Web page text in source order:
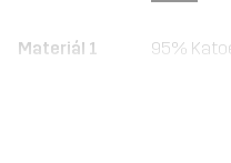
Materiál 1 95%